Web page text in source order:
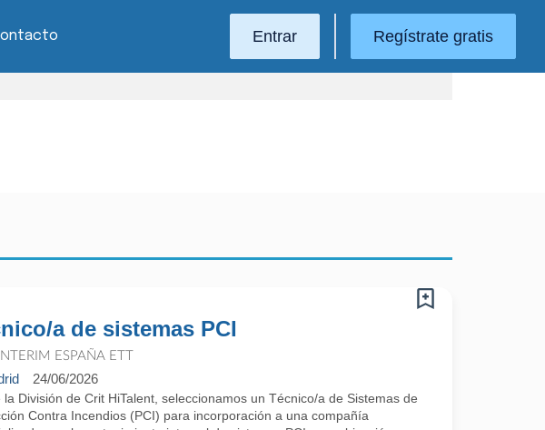
Entrar Regístrate gratis
a de sistemas PCI
ESPAÑA ETT
24/06/2026
la División de Crit HiTalent, seleccionamos un Técnico/a de Sistemas de
Contra Incendios (PCI) para incorporación a una compañía